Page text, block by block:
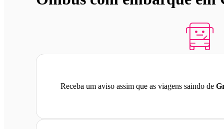
Receba um aviso assim que as viagens saindo de